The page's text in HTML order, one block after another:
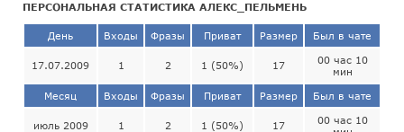
ПЕРСОНАЛЬНАЯ СТАТИСТИКА АЛЕКС_ПЕЛЬМЕНЬ
День Входы Фразы Приват Размер Был в чате
17.07.2009 1 2 1 (50%) 17
00 час 10
мин
Месяц Входы Фразы Приват Размер Был в чате
июль 2009 1 2 1 (50%) 17
00 час 10